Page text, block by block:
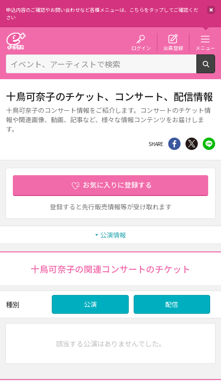
申込内容のご確認やお問い合わせなど各種メニューは、 こちらをタップしてご確認くだ
さい
ログイン 会員登録 メニュー
十鳥可奈子のチケット、コンサート、配信情報
十鳥可奈子のコンサート情報をご紹介します。コンサートのチケット情
報や関連画像、動画、記事など、様々な情報コンテンツをお届けしま
す。
SHARE シェア Twitter
お気に入りに登録する
登録すると先行販売情報等が受け取れます
公演情報
十鳥可奈子の関連コンサートのチケット
種別 公演 配信
該当する公演はありませんでした。